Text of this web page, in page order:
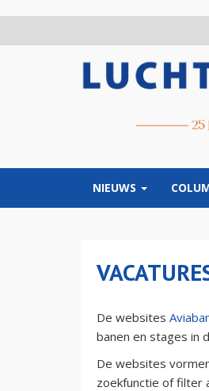
NIEUWS
De websites
banen en stages in
De websites
zoekfunctie of filter